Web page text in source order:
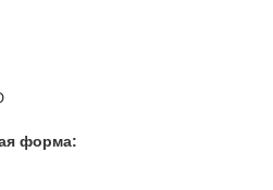
форма: